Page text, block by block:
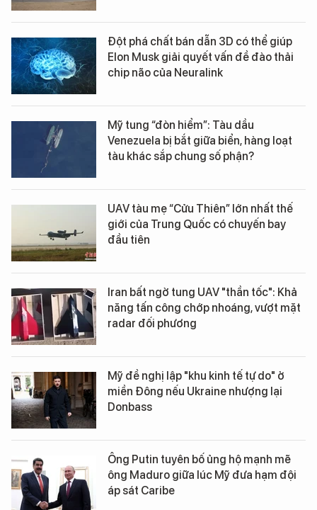
Đột phá chất bán dẫn 3D có thể giúp
Elon Musk giải quyết vấn đề đào thải
chip não của Neuralink
Mỹ tung “đòn hiểm”: Tàu dầu
Venezuela bị bắt giữa biển, hàng loạt
tàu khác sắp chung số phận?
UAV tàu mẹ “Cửu Thiên” lớn nhất thế
giới của Trung Quốc có chuyến bay
đầu tiên
Iran bất ngờ tung UAV "thần tốc": Khả
năng tấn công chớp nhoáng, vượt mặt
radar đối phương
Mỹ đề nghị lập "khu kinh tế tự do" ở
miền Đông nếu Ukraine nhượng lại
Donbass
Ông Putin tuyên bố ủng hộ mạnh mẽ
ông Maduro giữa lúc Mỹ đưa hạm đội
áp sát Caribe